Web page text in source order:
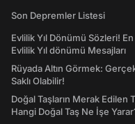
Son Depremler Listesi
Evlilik Yıl Dönümü Sözleri!
Evlilik Yıl dönümü Mesajları
Rüyada Altın Görmek:
Saklı Olabilir!
Doğal Taşların Merak Edilen
Hangi Doğal Taş Ne İşe